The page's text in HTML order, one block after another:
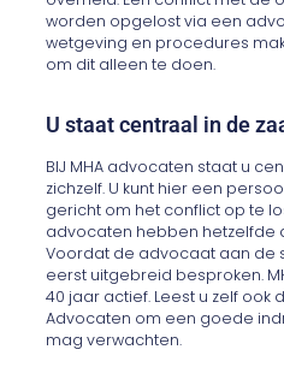
worden opgelost via een
wetgeving en procedures
om dit alleen te doen.
U staat centraal in de
BIJ MHA advocaten staat u
zichzelf. U kunt hier een
gericht om het conflict op te
advocaten hebben hetzelfde
Voordat de advocaat aan de
eerst uitgebreid besproken.
40 jaar actief. Leest u zelf ook
Advocaten om een goede
mag verwachten.